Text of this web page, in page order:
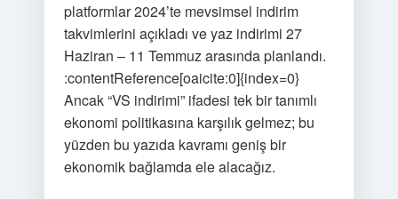
platformlar 2024’te mevsimsel indirim
takvimlerini açıkladı ve yaz indirimi 27
Haziran – 11 Temmuz arasında planlandı.
:contentReference[oaicite:0]{index=0}
Ancak “VS indirimi” ifadesi tek bir tanımlı
ekonomi politikasına karşılık gelmez; bu
yüzden bu yazıda kavramı geniş bir
ekonomik bağlamda ele alacağız.